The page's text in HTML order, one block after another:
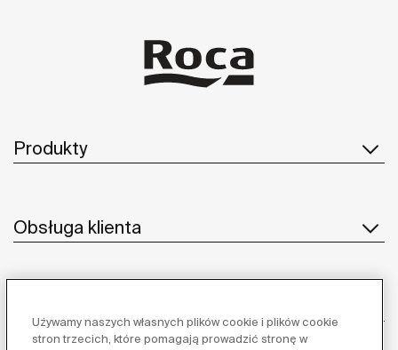
Produkty
Obsługa klienta
Używamy naszych własnych plików cookie i plików cookie
stron trzecich, które pomagają prowadzić stronę w